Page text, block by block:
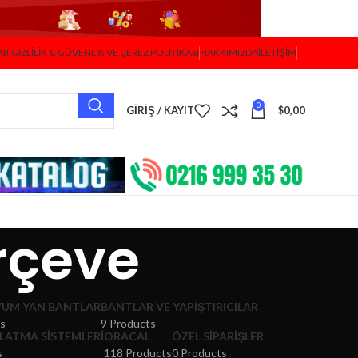
GIZLILIK & GÜVENLIK VE ÇEREZ POLITIKASIHAKKIMIZDAİLETIŞIM
GIRIŞ / KAYIT 0 $0,00
YAN BANTLARBANTLAR VE YAPIŞTIRICILAR
9 Products
SISTEMLERIORACAL
118 Products
ÖZEL SIPARIŞLER
0 Products